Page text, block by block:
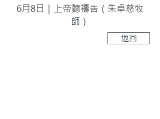
6月8日｜上帝聽禱告（朱卓慈牧
師）
返回